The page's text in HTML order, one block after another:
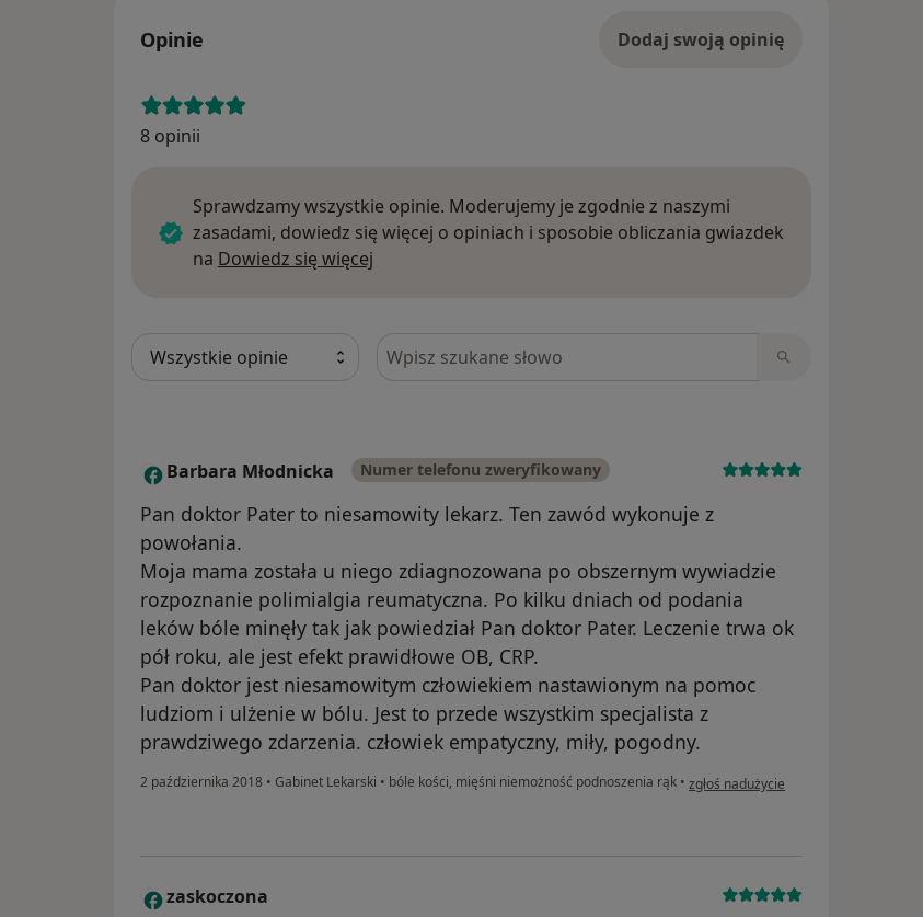
Opinie Dodaj swoją opinię
8 opinii
Sprawdzamy wszystkie opinie. Moderujemy je zgodnie z naszymi
zasadami, dowiedz się więcej o opiniach i sposobie obliczania gwiazdek
na Dowiedz się więcej
Szukaj w opiniach
B Barbara Młodnicka Numer telefonu zweryfikowany
Pan doktor Pater to niesamowity lekarz. Ten zawód wykonuje z
powołania.
Moja mama została u niego zdiagnozowana po obszernym wywiadzie
rozpoznanie polimialgia reumatyczna. Po kilku dniach od podania
leków bóle minęły tak jak powiedział Pan doktor Pater. Leczenie trwa ok
pół roku, ale jest efekt prawidłowe OB, CRP.
Pan doktor jest niesamowitym człowiekiem nastawionym na pomoc
ludziom i ulżenie w bólu. Jest to przede wszystkim specjalista z
prawdziwego zdarzenia. człowiek empatyczny, miły, pogodny.
2 października 2018 • Gabinet Lekarski • bóle kości, mięśni niemożność podnoszenia rąk • w opinii użytkownika Barbara Młodnicka
zgłoś nadużycie
Z zaskoczona